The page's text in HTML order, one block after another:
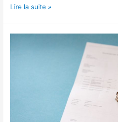
Histoire
Lire la suite »